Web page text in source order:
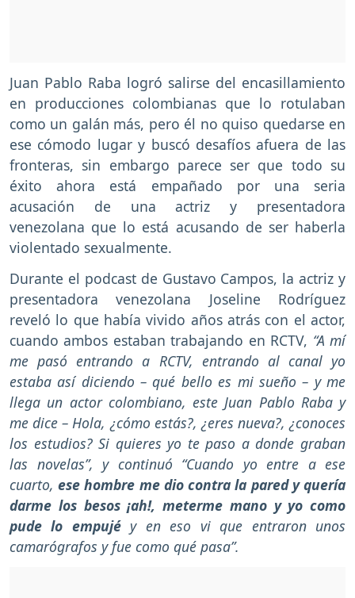
Juan Pablo Raba logró salirse del encasillamiento
en producciones colombianas que lo rotulaban
como un galán más, pero él no quiso quedarse en
ese cómodo lugar y buscó desafíos afuera de las
fronteras, sin embargo parece ser que todo su
éxito ahora está empañado por una seria
acusación de una actriz y presentadora
venezolana que lo está acusando de ser haberla
violentado sexualmente.
Durante el podcast de Gustavo Campos, la actriz y
presentadora venezolana Joseline Rodríguez
reveló lo que había vivido años atrás con el actor,
cuando ambos estaban trabajando en RCTV, “A mí
me pasó entrando a RCTV, entrando al canal yo
estaba así diciendo – qué bello es mi sueño – y me
llega un actor colombiano, este Juan Pablo Raba y
me dice – Hola, ¿cómo estás?, ¿eres nueva?, ¿conoces
los estudios? Si quieres yo te paso a donde graban
las novelas”, y continuó “Cuando yo entre a ese
cuarto,ese hombre me dio contra la pared y quería
darme los besos ¡ah!, meterme mano y yo como
pude lo empujéy en eso vi que entraron unos
camarógrafos y fue como qué pasa”.